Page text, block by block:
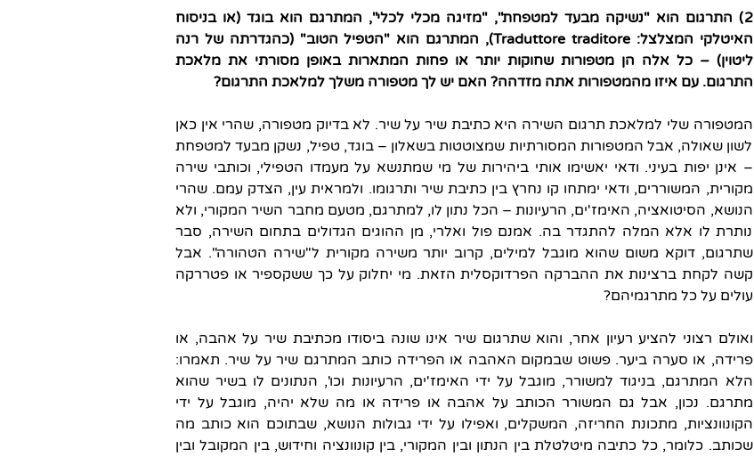
2) התרגום הוא "נשיקה מבעד למטפחת", "מזיגה מכלי לכלי", המתרגם הוא בוגד (או בניסוח
האיטלקי המצלצל:Traduttore traditore
), המתרגם הוא "הטפיל הטוב" (כהגדרתה של רנה
ליטוין) – כל אלה הן מטפורות שחוקות יותר או פחות המתארות באופן מסורתי את מלאכת
התרגום. עם איזו מהמטפורות אתה מזדהה? האם יש לך מטפורה משלך למלאכת התרגום?
המטפורה שלי למלאכת תרגום השירה היא כתיבת שיר על שיר. לא בדיוק מטפורה, שהרי אין כאן
לשון שאולה, אבל המטפורות המסורתיות שמצוטטות בשאלון – בוגד, טפיל, נשקן מבעד למטפחת
– אינן יפות בעיני. ודאי יאשימו אותי ביהירות של מי שמתנשא על מעמדו הטפילי, וכותבי שירה
מקורית, המשוררים, ודאי ימתחו קו נחרץ בין כתיבת שיר ותרגומו. ולמראית עין, הצדק עמם. שהרי
הנושא, הסיטואציה, האימז'ים, הרעיונות – הכל נתון לו, למתרגם, מטעם מחבר השיר המקורי, ולא
נותרת לו אלא המלה להתגדר בה. אמנם פול ואלרי, מן ההוגים הגדולים בתחום השירה, סבר
שתרגום, דוקא משום שהוא מוגבל למילים, קרוב יותר משירה מקורית ל"שירה הטהורה". אבל
קשה לקחת ברצינות את ההברקה הפרדוקסלית הזאת. מי יחלוק על כך ששקספיר או פטררקה
עולים על כל מתרגמיהם?
ואולם רצוני להציע רעיון אחר, והוא שתרגום שיר אינו שונה ביסודו מכתיבת שיר על אהבה, או
פרידה, או סערה ביער. פשוט שבמקום האהבה או הפרידה כותב המתרגם שיר על שיר. תאמרו:
הלא המתרגם, בניגוד למשורר, מוגבל על ידי האימז'ים, הרעיונות וכו', הנתונים לו בשיר שהוא
מתרגם. נכון, אבל גם המשורר הכותב על אהבה או פרידה או מה שלא יהיה, מוגבל על ידי
הקונוונציות, מתכונת החריזה, המשקלים, ואפילו על ידי גבולות הנושא, שבתוכם הוא כותב מה
שכותב. כלומר, כל כתיבה מיטלטלת בין הנתון ובין המקורי, בין קונוונציה וחידוש, בין המקובל ובין